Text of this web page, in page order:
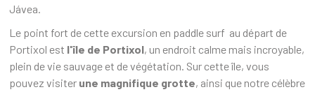
Jávea.
Le point fort de cette excursion en paddle surf au départ de
Portixol est l'île de Portixol, un endroit calme mais incroyable,
plein de vie sauvage et de végétation. Sur cette île, vous
pouvez visiter une magnifique grotte, ainsi que notre célèbre